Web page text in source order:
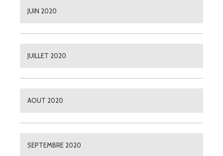
JUIN 2020
JUILLET 2020
AOUT 2020
SEPTEMBRE 2020